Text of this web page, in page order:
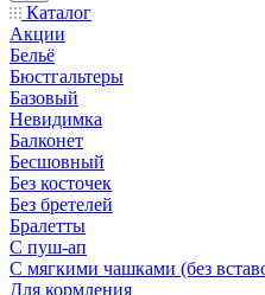
Каталог
Акции
Бельё
Бюстгальтеры
Базовый
Невидимка
Балконет
Бесшовный
Без косточек
Без бретелей
Бралетты
С пуш-ап
С мягкими чашками (без
Для кормления